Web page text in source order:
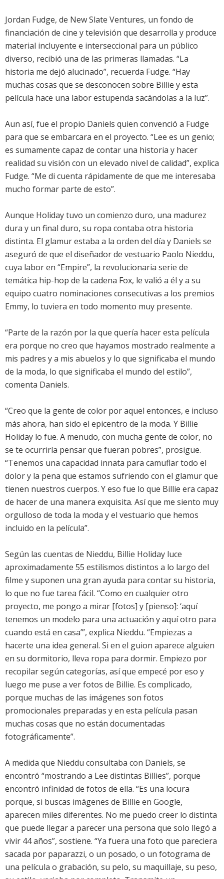
Jordan Fudge, de New Slate Ventures, un fondo de
financiación de cine y televisión que desarrolla y produce
material incluyente e interseccional para un público
diverso, recibió una de las primeras llamadas. “La
historia me dejó alucinado”, recuerda Fudge. “Hay
muchas cosas que se desconocen sobre Billie y esta
película hace una labor estupenda sacándolas a la luz”.
Aun así, fue el propio Daniels quien convenció a Fudge
para que se embarcara en el proyecto. “Lee es un genio;
es sumamente capaz de contar una historia y hacer
realidad su visión con un elevado nivel de calidad”, explica
Fudge. “Me di cuenta rápidamente de que me interesaba
mucho formar parte de esto”.
Aunque Holiday tuvo un comienzo duro, una madurez
dura y un final duro, su ropa contaba otra historia
distinta. El glamur estaba a la orden del día y Daniels se
aseguró de que el diseñador de vestuario Paolo Nieddu,
cuya labor en “Empire”, la revolucionaria serie de
temática hip-hop de la cadena Fox, le valió a él y a su
equipo cuatro nominaciones consecutivas a los premios
Emmy, lo tuviera en todo momento muy presente.
“Parte de la razón por la que quería hacer esta película
era porque no creo que hayamos mostrado realmente a
mis padres y a mis abuelos y lo que significaba el mundo
de la moda, lo que significaba el mundo del estilo”,
comenta Daniels.
“Creo que la gente de color por aquel entonces, e incluso
más ahora, han sido el epicentro de la moda. Y Billie
Holiday lo fue. A menudo, con mucha gente de color, no
se te ocurriría pensar que fueran pobres”, prosigue.
“Tenemos una capacidad innata para camuflar todo el
dolor y la pena que estamos sufriendo con el glamur que
tienen nuestros cuerpos. Y eso fue lo que Billie era capaz
de hacer de una manera exquisita. Así que me siento muy
orgulloso de toda la moda y el vestuario que hemos
incluido en la película”.
Según las cuentas de Nieddu, Billie Holiday luce
aproximadamente 55 estilismos distintos a lo largo del
filme y suponen una gran ayuda para contar su historia,
lo que no fue tarea fácil. “Como en cualquier otro
proyecto, me pongo a mirar [fotos] y [pienso]: ‘aquí
tenemos un modelo para una actuación y aquí otro para
cuando está en casa’”, explica Nieddu. “Empiezas a
hacerte una idea general. Si en el guion aparece alguien
en su dormitorio, lleva ropa para dormir. Empiezo por
recopilar según categorías, así que empecé por eso y
luego me puse a ver fotos de Billie. Es complicado,
porque muchas de las imágenes son fotos
promocionales preparadas y en esta película pasan
muchas cosas que no están documentadas
fotográficamente”.
A medida que Nieddu consultaba con Daniels, se
encontró “mostrando a Lee distintas Billies”, porque
encontró infinidad de fotos de ella. “Es una locura
porque, si buscas imágenes de Billie en Google,
aparecen miles diferentes. No me puedo creer lo distinta
que puede llegar a parecer una persona que solo llegó a
vivir 44 años”, sostiene. “Ya fuera una foto que pareciera
sacada por paparazzi, o un posado, o un fotograma de
una película o grabación, su pelo, su maquillaje, su peso,